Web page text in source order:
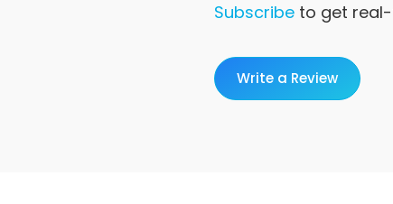
Subscribe to get
Write a Review